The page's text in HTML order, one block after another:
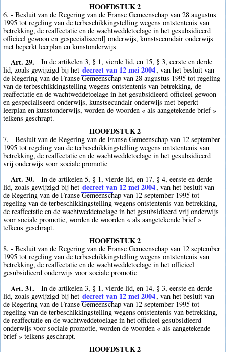
HOOFDSTUK 2
6. - Besluit van de Regering van de Franse Gemeenschap van 28 augustus
1995 tot regeling van de terbeschikkingstelling wegens ontstentenis van
betrekking, de reaffectatie en de wachtweddetoelage in het gesubsidieerd
officieel gewoon en gespecialiseerd] onderwijs, kunstsecundair onderwijs
met beperkt leerplan en kunstonderwijs
Art. 29.
In de artikelen 3, § 1, vierde lid, en 15, § 3, eerste en derde
lid, zoals gewijzigd bij het decreet van 12 mei 2004, van het besluit van
de Regering van de Franse Gemeenschap van 28 augustus 1995 tot regeling
van de terbeschikkingstelling wegens ontstentenis van betrekking, de
reaffectatie en de wachtweddetoelage in het gesubsidieerd officieel gewoon
en gespecialiseerd onderwijs, kunstsecundair onderwijs met beperkt
leerplan en kunstonderwijs, worden de woorden « als aangetekende brief »
telkens geschrapt.
HOOFDSTUK 2
7. - Besluit van de Regering van de Franse Gemeenschap van 12 september
1995 tot regeling van de terbeschikkingstelling wegens ontstentenis van
betrekking, de reaffectatie en de wachtweddetoelage in het gesubsidieerd
vrij onderwijs voor sociale promotie
Art. 30.
In de artikelen 5, § 1, vierde lid, en 17, § 4, eerste en derde
lid, zoals gewijzigd bij het decreet van 12 mei 2004, van het besluit van
de Regering van de Franse Gemeenschap van 12 september 1995 tot
regeling van de terbeschikkingstelling wegens ontstentenis van betrekking,
de reaffectatie en de wachtweddetoelage in het gesubsidieerd vrij onderwijs
voor sociale promotie, worden de woorden « als aangetekende brief »
telkens geschrapt.
HOOFDSTUK 2
8. - Besluit van de Regering van de Franse Gemeenschap van 12 september
1995 tot regeling van de terbeschikkingstelling wegens ontstentenis van
betrekking, de reaffectatie en de wachtweddetoelage in het officieel
gesubsidieerd onderwijs voor sociale promotie
Art. 31.
In de artikelen 3, § 1, vierde lid, en 14, § 3, eerste en derde
lid, zoals gewijzigd bij het decreet van 12 mei 2004, van het besluit van
de Regering van de Franse Gemeenschap van 12 september 1995 tot
regeling van de terbeschikkingstelling wegens ontstentenis van betrekking,
de reaffectatie en de wachtweddetoelage in het officieel gesubsidieerd
onderwijs voor sociale promotie, worden de woorden « als aangetekende
brief » telkens geschrapt.
HOOFDSTUK 2